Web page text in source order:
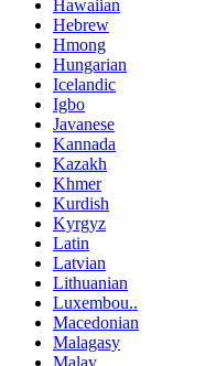
Hawaiian
Hebrew
Hmong
Hungarian
Icelandic
Igbo
Javanese
Kannada
Kazakh
Khmer
Kurdish
Kyrgyz
Latin
Latvian
Lithuanian
Luxembou..
Macedonian
Malagasy